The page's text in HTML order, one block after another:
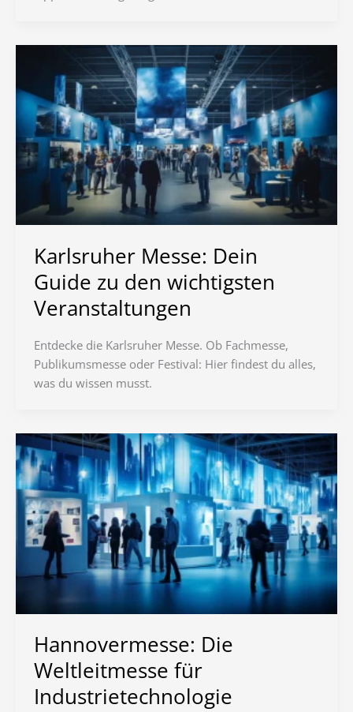
Karlsruher Messe: Dein
Guide zu den wichtigsten
Veranstaltungen
Entdecke die Karlsruher Messe. Ob Fachmesse,
Publikumsmesse oder Festival: Hier findest du alles,
was du wissen musst.
Hannovermesse: Die
Weltleitmesse für
Industrietechnologie